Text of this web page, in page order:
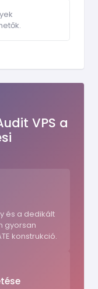
VPS a
és a dedikált
gyorsan
konstrukció.